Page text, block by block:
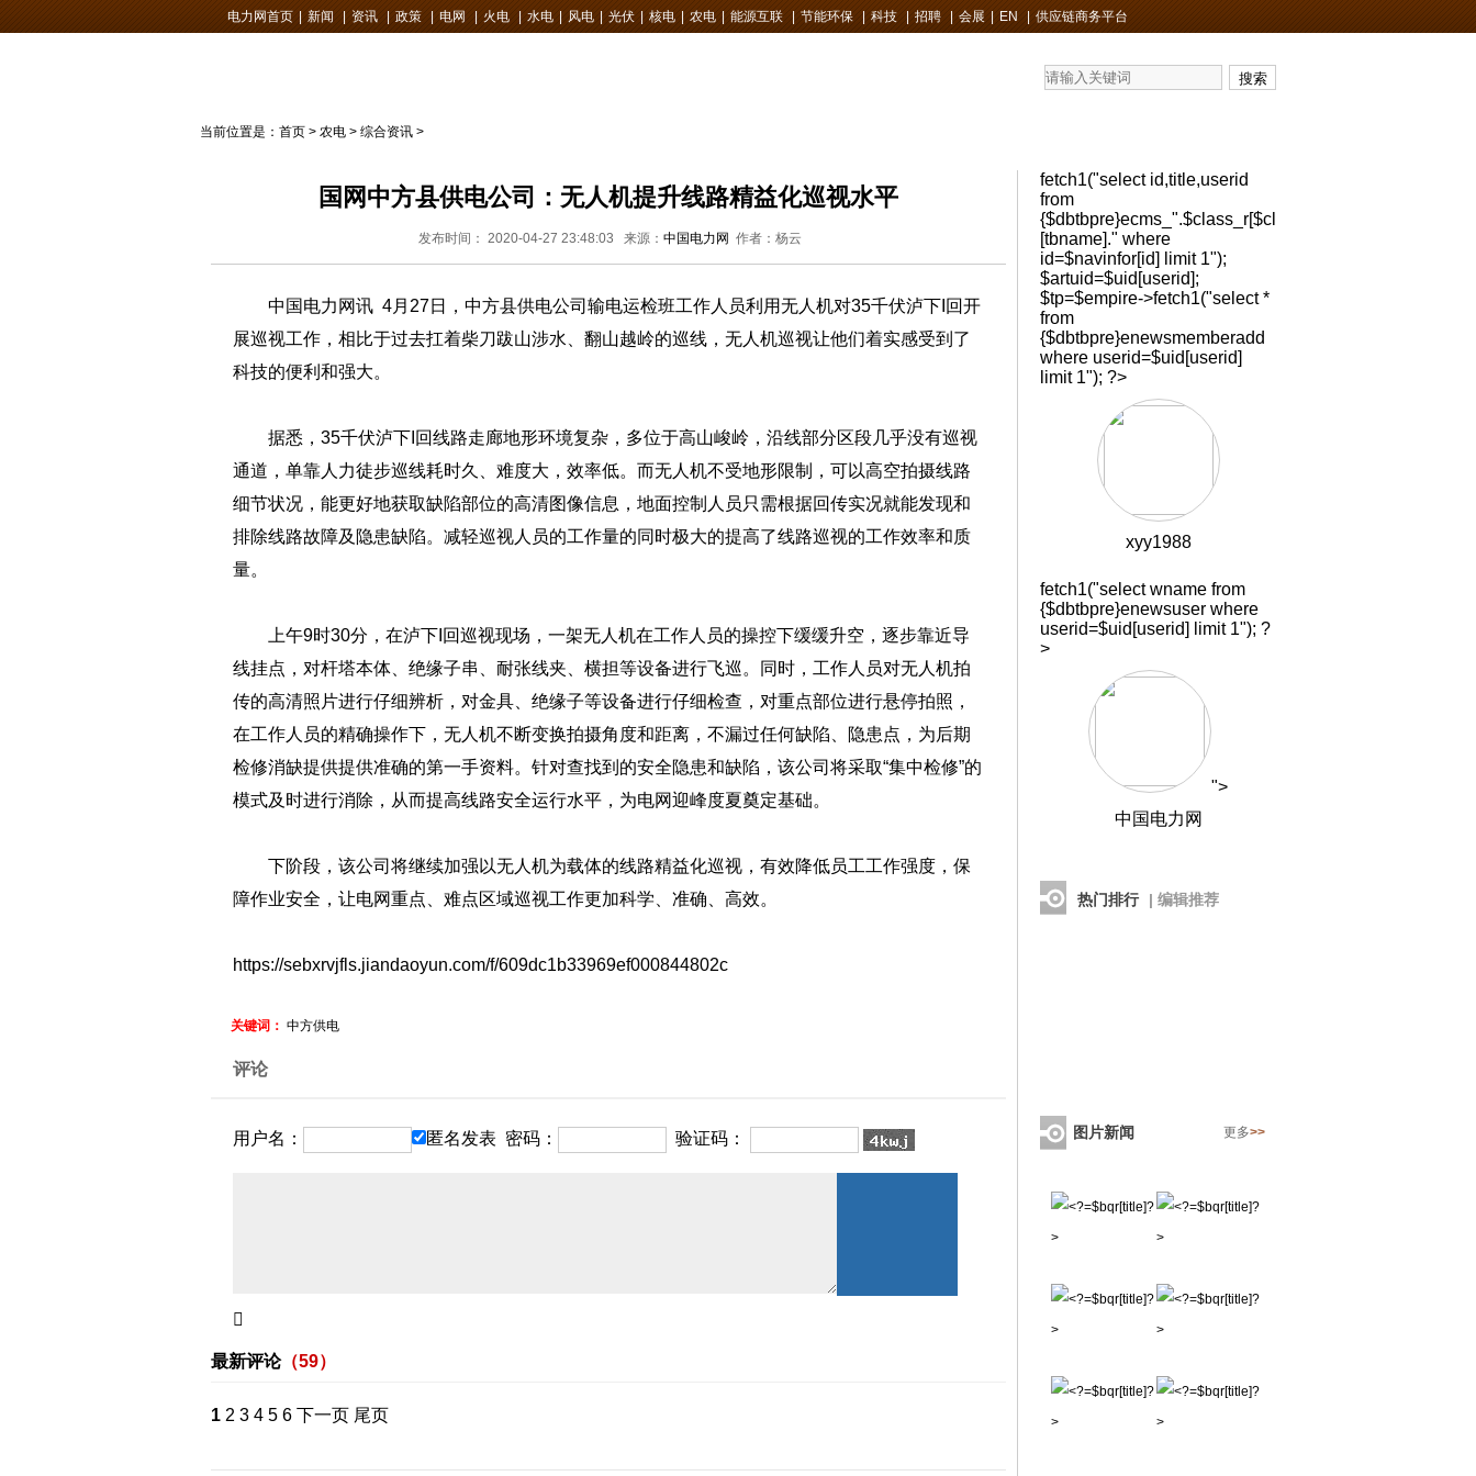
电力网首页 新闻 资讯 政策 电网 火电 水电 风电 光伏 核电 农电 能源互联 节能环保 科技 招聘 会展 EN 供应链商务平台
当前位置是： 首页 > 农电 > 综合资讯 >
国网中方县供电公司：无人机提升线路精益化巡视水平
发布时间： 2020-04-27 23:48:03 来源： 中国电力网 作者：杨云
中国电力网讯 4月27日，中方县供电公司输电运检班工作人员利用无人机对35千伏泸下I回开
展巡视工作，相比于过去扛着柴刀跋山涉水、翻山越岭的巡线，无人机巡视让他们着实感受到了
科技的便利和强大。
据悉，35千伏泸下I回线路走廊地形环境复杂，多位于高山峻岭，沿线部分区段几乎没有巡视
通道，单靠人力徒步巡线耗时久、难度大，效率低。而无人机不受地形限制，可以高空拍摄线路
细节状况，能更好地获取缺陷部位的高清图像信息，地面控制人员只需根据回传实况就能发现和
排除线路故障及隐患缺陷。减轻巡视人员的工作量的同时极大的提高了线路巡视的工作效率和质
量。
上午9时30分，在泸下I回巡视现场，一架无人机在工作人员的操控下缓缓升空，逐步靠近导
线挂点，对杆塔本体、绝缘子串、耐张线夹、横担等设备进行飞巡。同时，工作人员对无人机拍
传的高清照片进行仔细辨析，对金具、绝缘子等设备进行仔细检查，对重点部位进行悬停拍照，
在工作人员的精确操作下，无人机不断变换拍摄角度和距离，不漏过任何缺陷、隐患点，为后期
检修消缺提供提供准确的第一手资料。针对查找到的安全隐患和缺陷，该公司将采取“集中检修”的
模式及时进行消除，从而提高线路安全运行水平，为电网迎峰度夏奠定基础。
下阶段，该公司将继续加强以无人机为载体的线路精益化巡视，有效降低员工工作强度，保
障作业安全，让电网重点、难点区域巡视工作更加科学、准确、高效。
https://sebxrvjfls.jiandaoyun.com/f/609dc1b33969ef000844802c
关键词： 中方供电
评论
用户名： 匿名发表 密码： 验证码：

最新评论（59）
1 2 3 4 5 6 下一页 尾页
fetch1("select id,title,userid
from
{$dbtbpre}ecms_".$class_r[$classid]
[tbname]." where
id=$navinfor[id] limit 1");
$artuid=$uid[userid];
$tp=$empire->fetch1("select *
from
{$dbtbpre}enewsmemberadd
where userid=$uid[userid]
limit 1"); ?>
xyy1988
fetch1("select wname from
{$dbtbpre}enewsuser where
userid=$uid[userid] limit 1"); ?
>
">
中国电力网
热门排行 | 编辑推荐
更多>>
图片新闻